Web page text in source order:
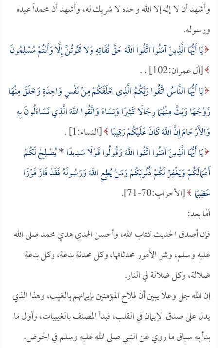
وأشهد أن لا إله إلا الله وحده لا شريك له، وأشهد أن محمداً عبده
ورسوله.
يَا أَيُّهَا الَّذِينَ آمَنُوا اتَّقُوا اللَّهَ حَقَّ تُقَاتِهِ وَلا تَمُوتُنَّ إِلَّا وَأَنْتُمْ مُسْلِمُونَ
[آل عمران:102] ، .
يَا أَيُّهَا النَّاسُ اتَّقُوا رَبَّكُمُ الَّذِي خَلَقَكُمْ مِنْ نَفْسٍ وَاحِدَةٍ وَخَلَقَ مِنْهَا
زَوْجَهَا وَبَثَّ مِنْهُمَا رِجَالًا كَثِيرًا وَنِسَاءً وَاتَّقُوا اللَّهَ الَّذِي تَسَاءَلُونَ بِهِ
وَالأَرْحَامَ إِنَّ اللَّهَ كَانَ عَلَيْكُمْ رَقِيبًا [النساء:1] .
يَا أَيُّهَا الَّذِينَ آمَنُوا اتَّقُوا اللَّهَ وَقُولُوا قَوْلًا سَدِيدًا*يُصْلِحْ لَكُمْ
أَعْمَالَكُمْ وَيَغْفِرْ لَكُمْ ذُنُوبَكُمْ وَمَنْ يُطِعِ اللَّهَ وَرَسُولَهُ فَقَدْ فَازَ فَوْزًا
عَظِيمًا [الأحزاب:70-71].
أما بعد:
فإن أصدق الحديث كتاب الله، وأحسن الهدي هدي محمد صلى الله
عليه وسلم، وشر الأمور محدثاتها، وكل محدثة بدعة، وكل بدعة
ضلالة، وكل ضلالة في النار.
إن الله جل وعلا يبين أن فلاح المؤمنين بإيمانهم بالغيب، وهذا الذي
يدل على صدق الإيمان في القلب، فبدأ المصنف بالغيبيات، وأول ما
بدأ به سياق ما روي عن النبي صلى الله عليه وسلم في الحوض.